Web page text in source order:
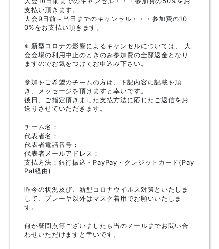
支払い頂きます。
大会9日前～当日までのキャンセル・・・参加費の10
0%をお支払い頂きます。
※ 新型コロナの影響によるキャンセルについては、 大
会会場の利用中止のときのみ参加費の全額返金となり
ますのでお気をつけてお申込み下さい。
参加をご希望のチームの方は、下記内容に記載を頂
き、メッセージを頂けますと幸いです。
後日、ご指定頂きました支払方法に応じたご返信をお
送りさせていただきます。
チーム名：
代表者名：
代表者電話番号：
代表者メールアドレス：
支払方法：銀行振込・PayPay・クレジットカード(Pay
Pal経由)
昨今の状況及び、新型コロナウイルス対策といたしま
して、プレーヤ以外はマスク着用でお願いいたしま
す。
何か疑問点等ございましたら当のメールまでお問い合
わせいただけますと幸いです。